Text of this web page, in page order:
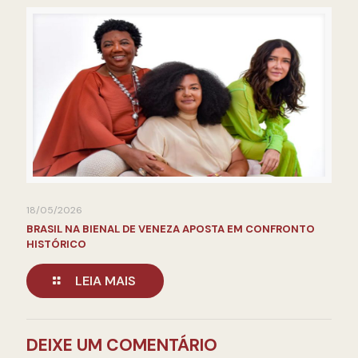
18/05/2026
BRASIL NA BIENAL DE VENEZA APOSTA EM CONFRONTO
HISTÓRICO
LEIA MAIS
DEIXE UM COMENTÁRIO